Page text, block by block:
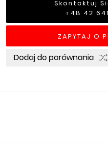
Skontaktuj
+48 42
ZAPYTAJ O
Dodaj do porównania